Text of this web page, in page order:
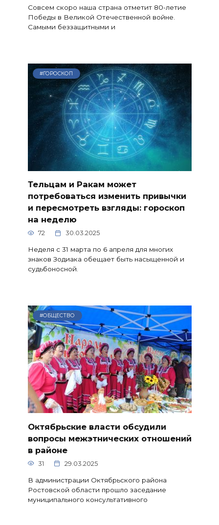
Совсем скоро наша страна отметит 80-летие
Победы в Великой Отечественной войне.
Самыми беззащитными и
#ГОРОСКОП
Тельцам и Ракам может
потребоваться изменить привычки
и пересмотреть взгляды: гороскоп
на неделю
72 30.03.2025
Неделя с 31 марта по 6 апреля для многих
знаков Зодиака обещает быть насыщенной и
судьбоносной.
#ОБЩЕСТВО
Октябрьские власти обсудили
вопросы межэтнических отношений
в районе
31 29.03.2025
В администрации Октябрьского района
Ростовской области прошло заседание
муниципального консультативного